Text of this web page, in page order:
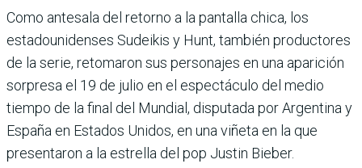
Como antesala del retorno a la pantalla chica, los
estadounidenses Sudeikis y Hunt, también productores
de la serie, retomaron sus personajes en una aparición
sorpresa el 19 de julio en el espectáculo del medio
tiempo de la final del Mundial, disputada por Argentina y
España en Estados Unidos, en una viñeta en la que
presentaron a la estrella del pop Justin Bieber.